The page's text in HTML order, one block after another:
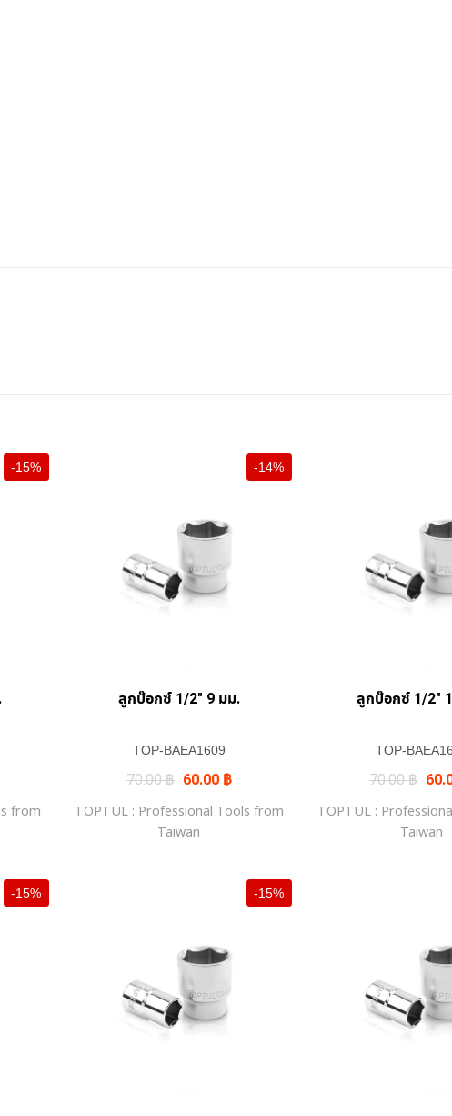
-15%
฿.
from
-14%
+
ลูกบ๊อกซ์ 1/2″ 9 มม.
TOP-BAEA1609
70.00฿ Original
price
was:
70.00 ฿.
60.00 ฿Current
is:
60.00 ฿.
TOPTUL : Professional Tools from
Taiwan
+
ลูกบ๊อกซ์ 1/2″
TOP-
70.00฿
was:
TOPTUL :
Taiwan
-15% -15%
+ +